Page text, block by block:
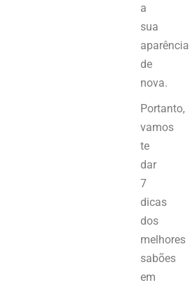
a
sua
aparência
de
nova.
Portanto,
vamos
te
dar
7
dicas
dos
melhores
sabões
em